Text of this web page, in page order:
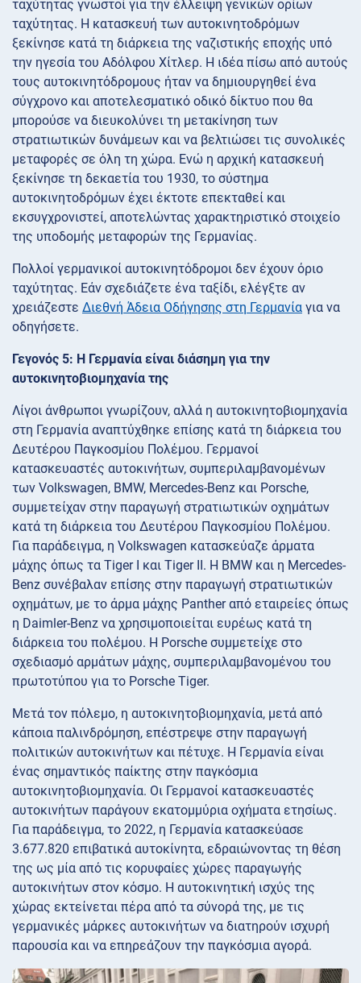
ταχύτητας γνωστοί για την έλλειψη γενικών ορίων
ταχύτητας. Η κατασκευή των αυτοκινητοδρόμων
ξεκίνησε κατά τη διάρκεια της ναζιστικής εποχής υπό
την ηγεσία του Αδόλφου Χίτλερ. Η ιδέα πίσω από αυτούς
τους αυτοκινητόδρομους ήταν να δημιουργηθεί ένα
σύγχρονο και αποτελεσματικό οδικό δίκτυο που θα
μπορούσε να διευκολύνει τη μετακίνηση των
στρατιωτικών δυνάμεων και να βελτιώσει τις συνολικές
μεταφορές σε όλη τη χώρα. Ενώ η αρχική κατασκευή
ξεκίνησε τη δεκαετία του 1930, το σύστημα
αυτοκινητοδρόμων έχει έκτοτε επεκταθεί και
εκσυγχρονιστεί, αποτελώντας χαρακτηριστικό στοιχείο
της υποδομής μεταφορών της Γερμανίας.
Πολλοί γερμανικοί αυτοκινητόδρομοι δεν έχουν όριο
ταχύτητας. Εάν σχεδιάζετε ένα ταξίδι, ελέγξτε αν
χρειάζεστε Διεθνή Άδεια Οδήγησης στη Γερμανία για να
οδηγήσετε.
Γεγονός 5: Η Γερμανία είναι διάσημη για την
αυτοκινητοβιομηχανία της
Λίγοι άνθρωποι γνωρίζουν, αλλά η αυτοκινητοβιομηχανία
στη Γερμανία αναπτύχθηκε επίσης κατά τη διάρκεια του
Δευτέρου Παγκοσμίου Πολέμου. Γερμανοί
κατασκευαστές αυτοκινήτων, συμπεριλαμβανομένων
των Volkswagen, BMW, Mercedes-Benz και Porsche,
συμμετείχαν στην παραγωγή στρατιωτικών οχημάτων
κατά τη διάρκεια του Δευτέρου Παγκοσμίου Πολέμου.
Για παράδειγμα, η Volkswagen κατασκεύαζε άρματα
μάχης όπως τα Tiger I και Tiger II. Η BMW και η Mercedes-
Benz συνέβαλαν επίσης στην παραγωγή στρατιωτικών
οχημάτων, με το άρμα μάχης Panther από εταιρείες όπως
η Daimler-Benz να χρησιμοποιείται ευρέως κατά τη
διάρκεια του πολέμου. Η Porsche συμμετείχε στο
σχεδιασμό αρμάτων μάχης, συμπεριλαμβανομένου του
πρωτοτύπου για το Porsche Tiger.
Μετά τον πόλεμο, η αυτοκινητοβιομηχανία, μετά από
κάποια παλινδρόμηση, επέστρεψε στην παραγωγή
πολιτικών αυτοκινήτων και πέτυχε. Η Γερμανία είναι
ένας σημαντικός παίκτης στην παγκόσμια
αυτοκινητοβιομηχανία. Οι Γερμανοί κατασκευαστές
αυτοκινήτων παράγουν εκατομμύρια οχήματα ετησίως.
Για παράδειγμα, το 2022, η Γερμανία κατασκεύασε
3.677.820 επιβατικά αυτοκίνητα, εδραιώνοντας τη θέση
της ως μία από τις κορυφαίες χώρες παραγωγής
αυτοκινήτων στον κόσμο. Η αυτοκινητική ισχύς της
χώρας εκτείνεται πέρα από τα σύνορά της, με τις
γερμανικές μάρκες αυτοκινήτων να διατηρούν ισχυρή
παρουσία και να επηρεάζουν την παγκόσμια αγορά.